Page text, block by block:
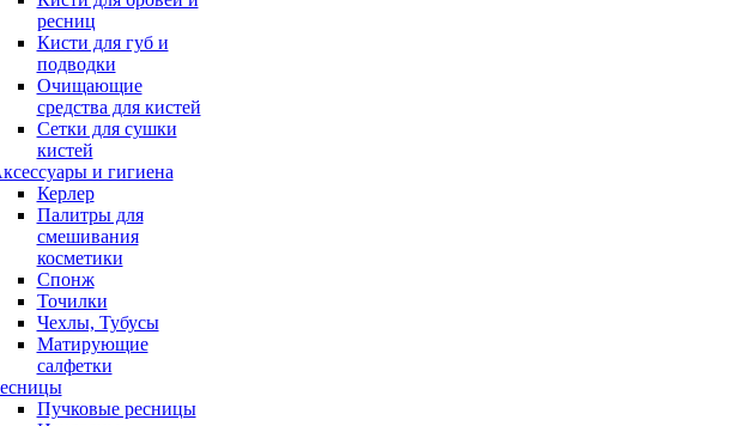
ресниц
Кисти для губ и
подводки
Очищающие
средства для кистей
Сетки для сушки
кистей
и гигиена
Керлер
Палитры для
смешивания
косметики
Спонж
Точилки
Чехлы, Тубусы
Матирующие
салфетки
Пучковые ресницы